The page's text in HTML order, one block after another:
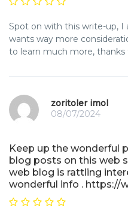
Spot on with this write-up, I
wants way more
to learn much more, thanks
zoritoler imol
08/07/2024
Keep up the wonderful
blog posts on this web
web blog is rattling
wonderful info . https://